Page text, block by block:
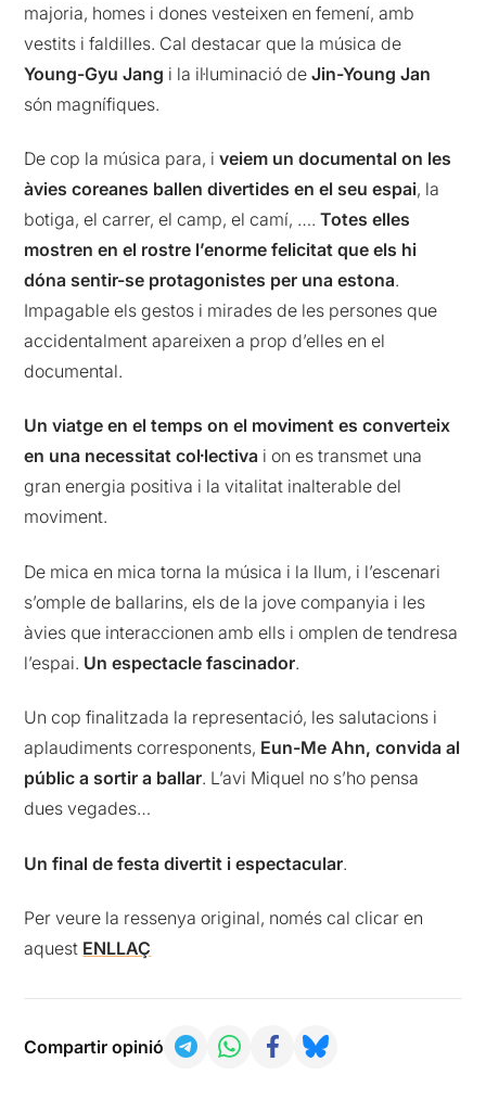
majoria, homes i dones vesteixen en femení, amb
vestits i faldilles. Cal destacar que la música de
Young-Gyu Jang i la il·luminació deJin-Young Jan
són magnífiques.
De cop la música para, iveiem un documental on les
àvies coreanes ballen divertides en el seu espai, la
botiga, el carrer, el camp, el camí, ….Totes elles
mostren en el rostre l’enorme felicitat que els hi
dóna sentir-se protagonistes per una estona.
Impagable els gestos i mirades de les persones que
accidentalment apareixen a prop d’elles en el
documental.
Un viatge en el temps on el moviment es converteix
en una necessitat col·lectiva i on es transmet una
gran energia positiva i la vitalitat inalterable del
moviment.
De mica en mica torna la música i la llum, i l’escenari
s’omple de ballarins, els de la jove companyia i les
àvies que interaccionen amb ells i omplen de tendresa
l’espai. Un espectacle fascinador.
Un cop finalitzada la representació, les salutacions i
aplaudiments corresponents, Eun-Me Ahn, convida al
públic a sortir a ballar. L’avi Miquel no s’ho pensa
dues vegades…
Un final de festa divertit i espectacular.​
Per veure la ressenya original, només cal clicar en
aquest ENLLAÇ
Compartir opinió